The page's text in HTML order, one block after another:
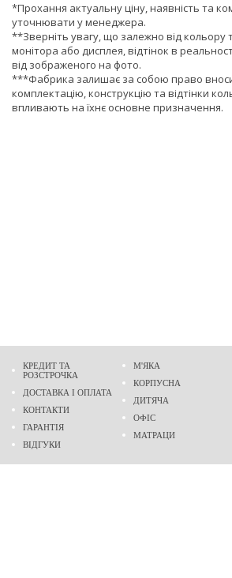
*Прохання актуальну ціну, наявність та
уточнювати у менеджера.
**Зверніть увагу, що залежно від кольору
монітора або дисплея, відтінок в
від зображеного на фото.
***Фабрика залишає за собою право
комплектацію, конструкцію та відтінки
впливають на їхнє основне призначення.
КРЕДИТ ТА
РОЗСТРОЧКА
ДОСТАВКА І ОПЛАТА
КОНТАКТИ
ГАРАНТІЯ
ВІДГУКИ
М'ЯКА
КОРПУСНА
ДИТЯЧА
ОФІС
МАТРАЦИ